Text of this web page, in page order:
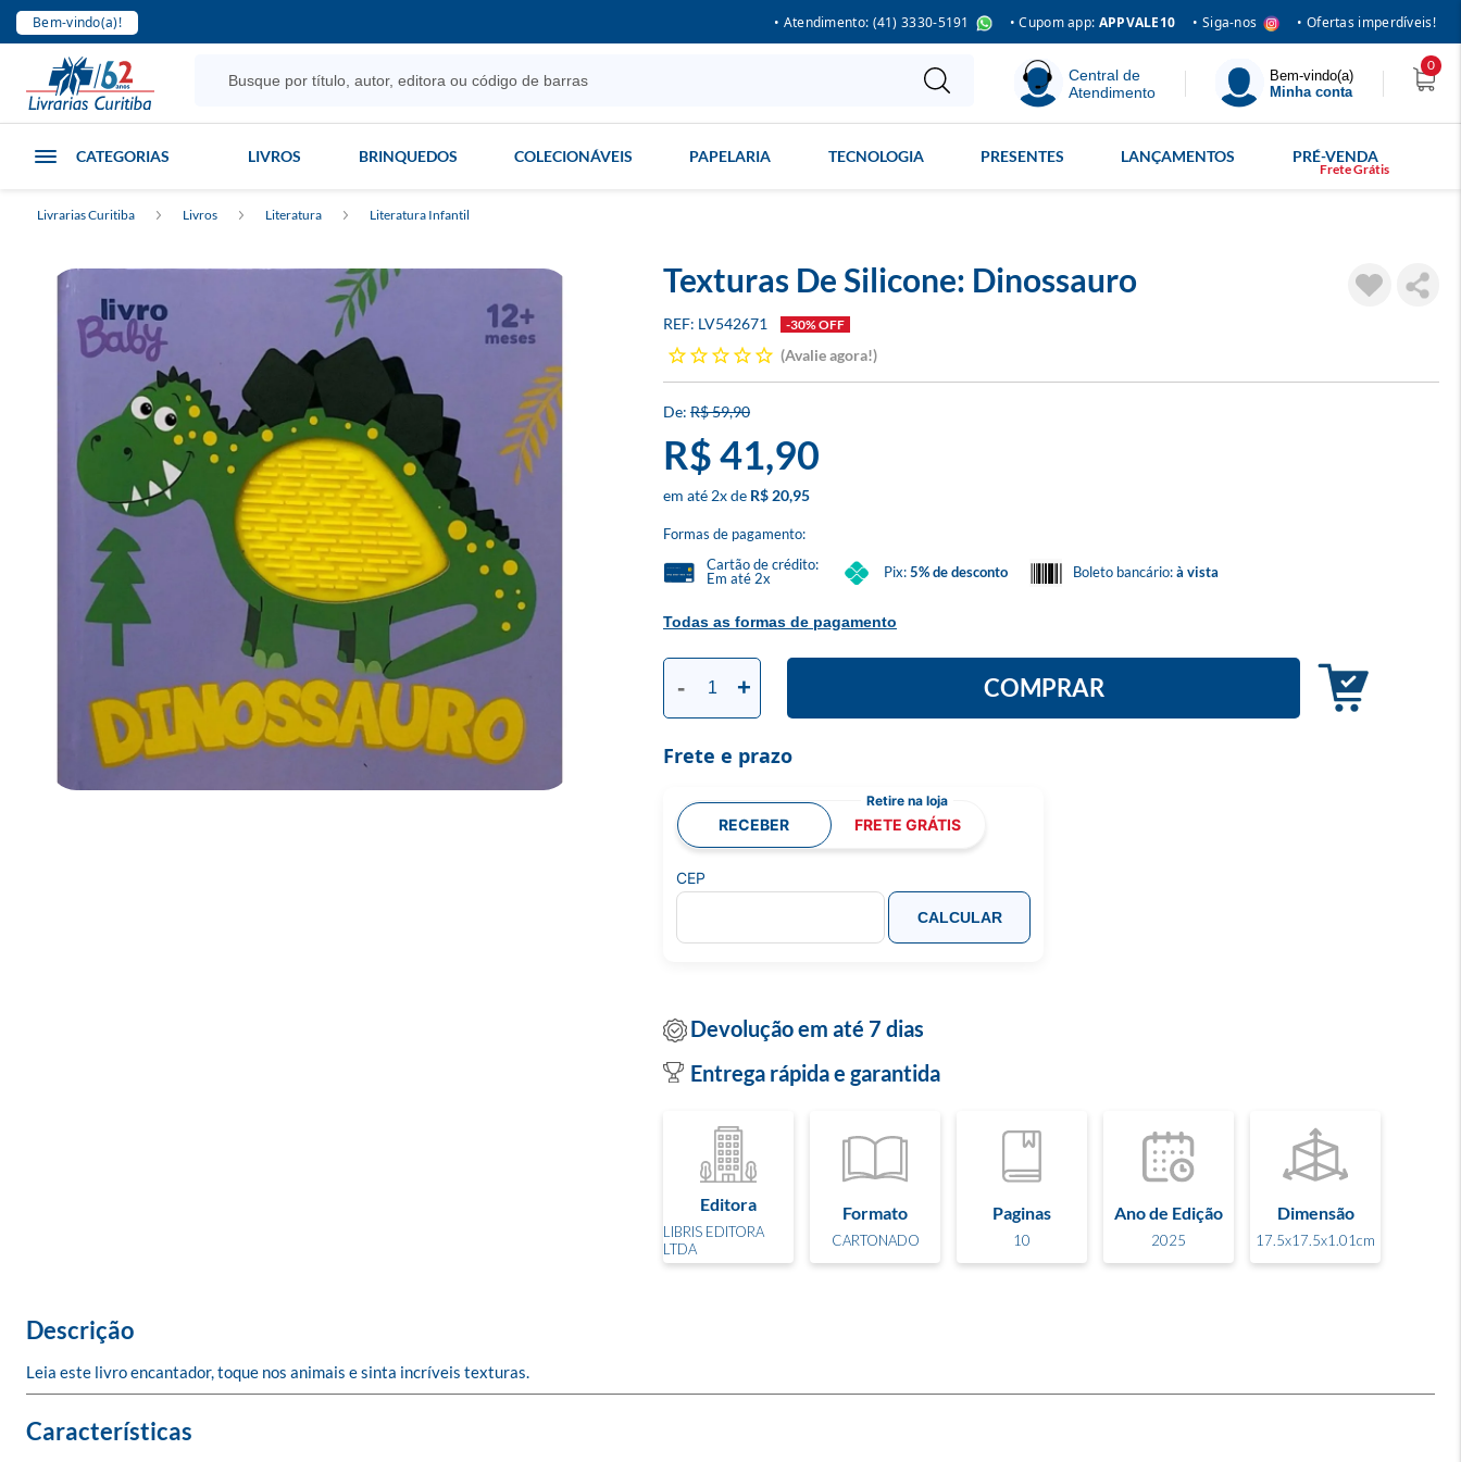
Bem-vindo(a)! • Atendimento: (41) 3330-5191 • Cupom app: APPVALE10 • Siga-nos • Ofertas imperdíveis!
Central de
Atendimento
Bem-vindo(a)
Minha conta
0
CATEGORIAS LIVROS BRINQUEDOS COLECIONÁVEIS PAPELARIA TECNOLOGIA PRESENTES LANÇAMENTOS PRÉ-VENDA
Livrarias Curitiba Livros Literatura Literatura Infantil
Texturas De Silicone: Dinossauro
LV542671 -30% OFF
Avalie agora!
R$ 59,90
R$ 41,90
2x R$ 20,95
Formas de pagamento:
Todas as formas de pagamento
Cartão de crédito:
Em até 2x
Pix:5% de desconto Boleto bancário:à vista
- + COMPRAR
Frete e prazo
RECEBER FRETE GRÁTIS
CEP
CALCULAR
Devolução em até 7 dias
Entrega rápida e garantida
Editora
LIBRIS EDITORA
LTDA
Formato
CARTONADO
Paginas
10
Ano de Edição
2025
Dimensão
17.5x17.5x1.01cm
Descrição
Leia este livro encantador, toque nos animais e sinta incríveis texturas.